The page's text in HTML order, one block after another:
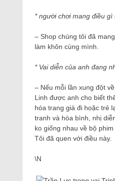
* người chơi mang điều
– Shop chúng tôi đã
làm khôn cùng mình.
* Vai diễn của anh đang
– Nếu mỗi lần xung đột
Linh được anh cho biết
hóa trang già đi hoặc trẻ
tranh và hòa bình, nhị
ko giống nhau về bộ
Tôi đã quen với điều này.
\N